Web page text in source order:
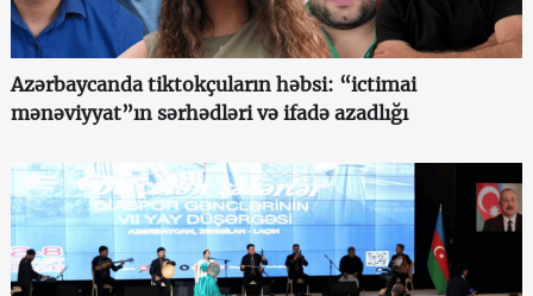
Azərbaycanda tiktokçuların həbsi: “ictimai
mənəviyyat”ın sərhədləri və ifadə azadlığı